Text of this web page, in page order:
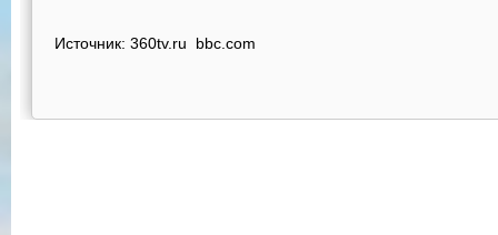
Источник: 360tv.ru bbc.com